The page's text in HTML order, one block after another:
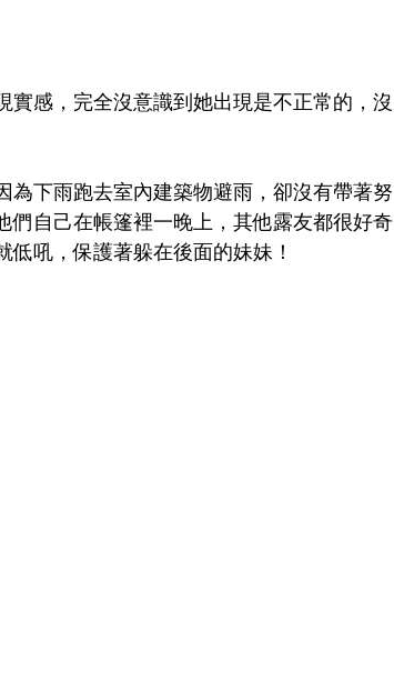
感，完全沒意識到她出現是不正常的，沒
下雨跑去室內建築物避雨，卻沒有帶著努
們自己在帳篷裡一晚上，其他露友都很好奇
吼，保護著躲在後面的妹妹！